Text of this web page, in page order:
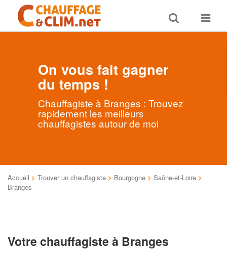
Toggle
search
Toggle
On vous fait gagner
du temps !
Chauffagiste à Branges : Trouvez
rapidement les meilleurs
chauffagistes autour de moi
Accueil > Trouver un chauffagiste > Bourgogne > Saône-et-Loire >
Branges
Votre chauffagiste à Branges